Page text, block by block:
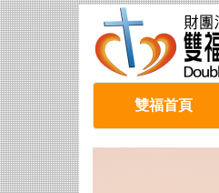
雙福首頁